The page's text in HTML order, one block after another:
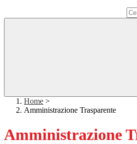
Home >
Amministrazione Trasparente
Amministrazione